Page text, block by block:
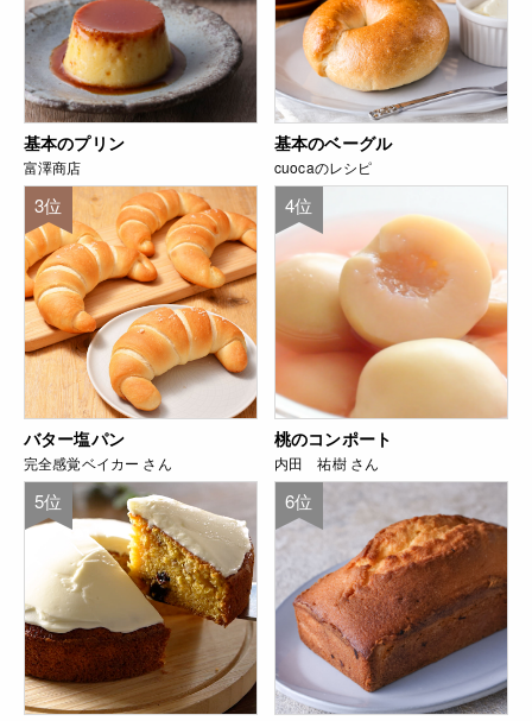
基本のプリン
富澤商店
基本のベーグル
cuocaのレシピ
3位
バター塩パン
完全感覚ベイカー さん
4位
桃のコンポート
内田 祐樹 さん
5位 6位